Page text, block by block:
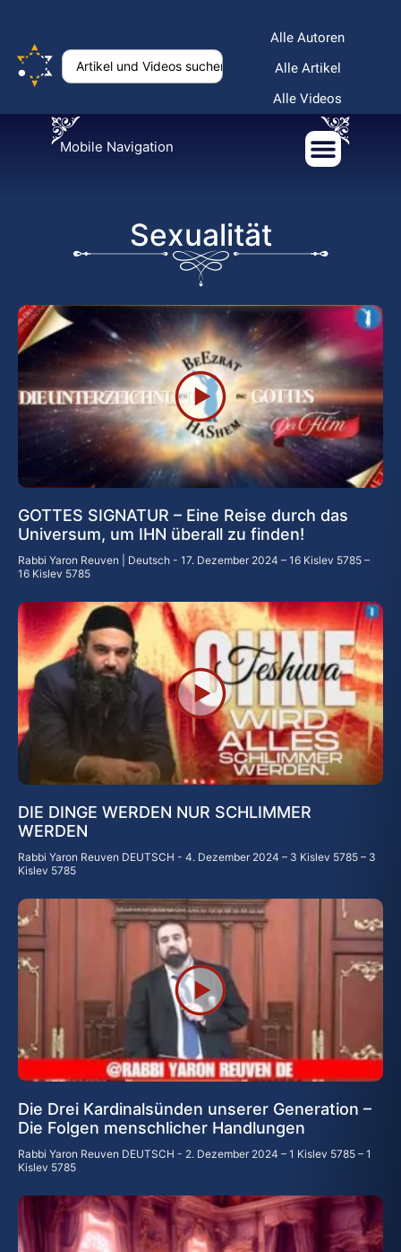
Alle Autoren
Alle Artikel
Alle Videos
Mobile Navigation
Sexualität
GOTTES SIGNATUR – Eine Reise durch das
Universum, um IHN überall zu finden!
Rabbi Yaron Reuven | Deutsch
17. Dezember 2024 – 16 Kislev 5785 –
16 Kislev 5785
DIE DINGE WERDEN NUR SCHLIMMER
WERDEN
Rabbi Yaron Reuven DEUTSCH
4. Dezember 2024 – 3 Kislev 5785 – 3
Kislev 5785
Die Drei Kardinalsünden unserer Generation –
Die Folgen menschlicher Handlungen
Rabbi Yaron Reuven DEUTSCH
2. Dezember 2024 – 1 Kislev 5785 – 1
Kislev 5785